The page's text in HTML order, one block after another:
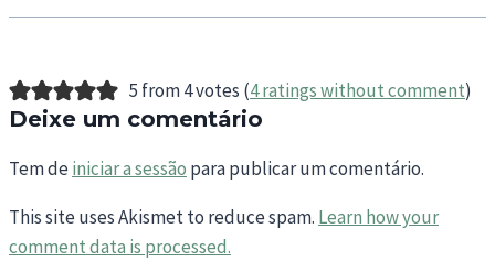
5 from 4 votes (4 ratings without comment)
Deixe um comentário
Tem deiniciar a sessão para publicar um comentário.
This site uses Akismet to reduce spam. Learn how your
comment data is processed.